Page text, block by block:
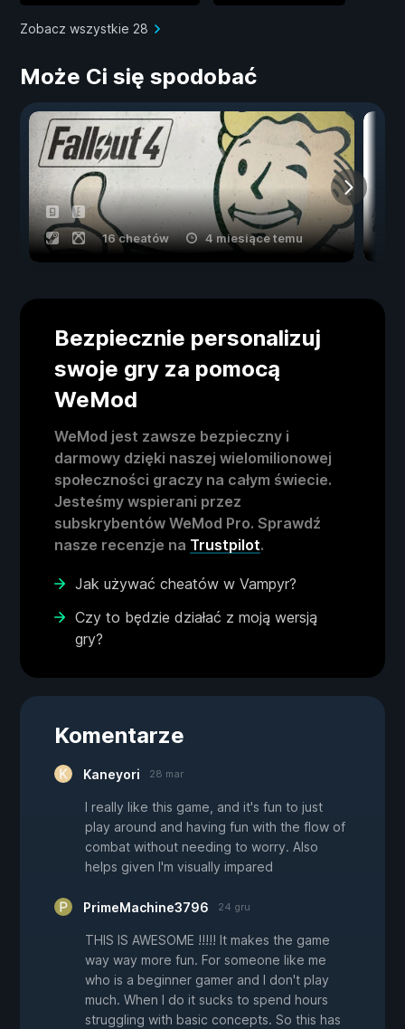
Zobacz wszystkie 28
Może Ci się spodobać
16 cheatów 4 miesiące temu
Bezpiecznie personalizuj
swoje gry za pomocą
WeMod
WeMod jest zawsze bezpieczny i
darmowy dzięki naszej wielomilionowej
społeczności graczy na całym świecie.
Jesteśmy wspierani przez
subskrybentów WeMod Pro. Sprawdź
nasze recenzje na Trustpilot.
Jak używać cheatów w Vampyr?
Czy to będzie działać z moją wersją
gry?
Komentarze
Kaneyori 28 mar
I really like this game, and it's fun to just
play around and having fun with the flow of
combat without needing to worry. Also
helps given I'm visually impared
PrimeMachine3796 24 gru
THIS IS AWESOME !!!!! It makes the game
way way more fun. For someone like me
who is a beginner gamer and I don't play
much. When I do it sucks to spend hours
struggling with basic concepts. So this has